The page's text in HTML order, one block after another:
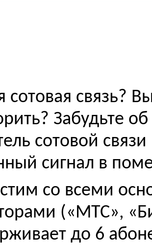
сотовая связь?
Забудьте
сотовой
сигнал в
со всеми
(«МТС»,
до 6